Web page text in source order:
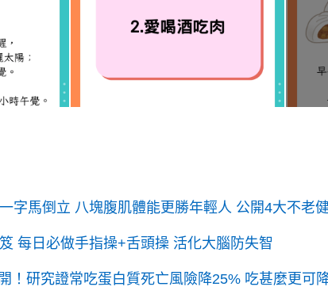
字馬倒立 八塊腹肌體能更勝年輕人 公開4大不老
每日必做手指操+舌頭操 活化大腦防失智
！研究證常吃蛋白質死亡風險降25% 吃甚麼更可